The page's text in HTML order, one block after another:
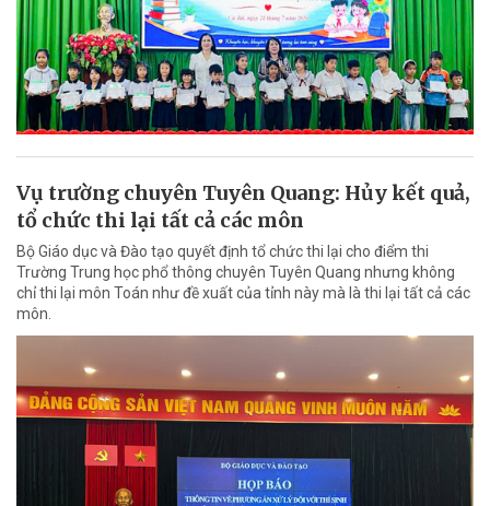
Vụ trường chuyên Tuyên Quang: Hủy kết quả,
tổ chức thi lại tất cả các môn
Bộ Giáo dục và Đào tạo quyết định tổ chức thi lại cho điểm thi
Trường Trung học phổ thông chuyên Tuyên Quang nhưng không
chỉ thi lại môn Toán như đề xuất của tỉnh này mà là thi lại tất cả các
môn.